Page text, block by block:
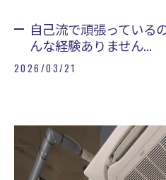
自己流で頑張っている
んな経験ありません...
2026/03/21